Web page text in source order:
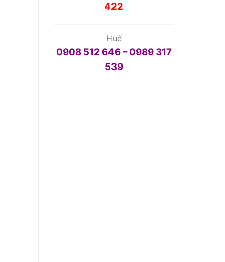
422
Huế
0908 512 646 – 0989 317
539